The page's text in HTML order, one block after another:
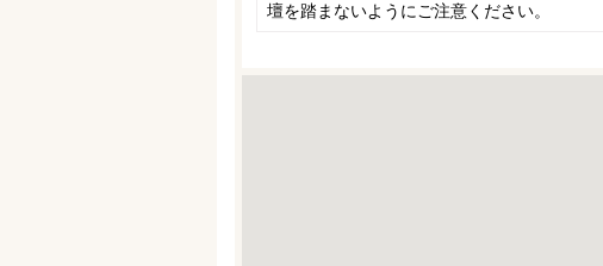
壇を踏まないようにご注意ください。